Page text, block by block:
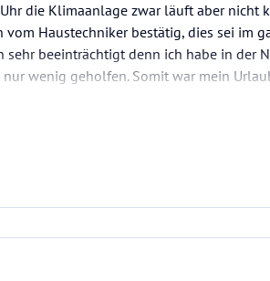
die Klimaanlage zwar läuft aber nicht
Haustechniker bestätig, dies sei im
beeinträchtigt denn ich habe in der
wenig geholfen. Somit war mein